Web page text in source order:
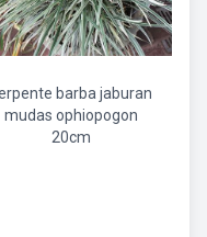
barba jaburan
mudas ophiopogon
20cm